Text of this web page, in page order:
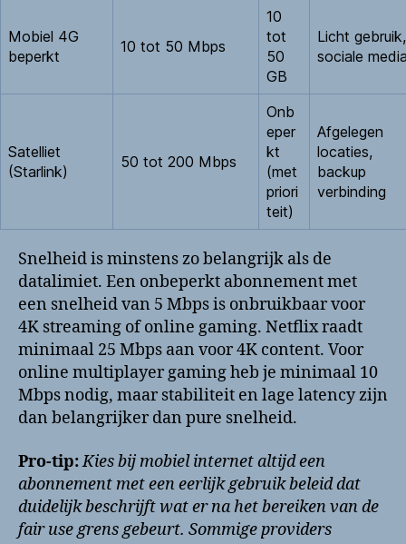
Mobiel 4G
beperkt
10 tot 50 Mbps
10
tot
50
GB
Licht gebruik,
sociale
Satelliet
(Starlink)
50 tot 200 Mbps
Onb
eper
kt
(met
priori
teit)
Afgelegen
locaties,
backup
verbinding
Snelheid is minstens zo belangrijk als de
datalimiet. Een onbeperkt abonnement met
een snelheid van 5 Mbps is onbruikbaar voor
4K streaming of online gaming. Netflix raadt
minimaal 25 Mbps aan voor 4K content. Voor
online multiplayer gaming heb je minimaal 10
Mbps nodig, maar stabiliteit en lage latency zijn
dan belangrijker dan pure snelheid.
Pro-tip:Kies bij mobiel internet altijd een
abonnement met een eerlijk gebruik beleid dat
duidelijk beschrijft wat er na het bereiken van de
fair use grens gebeurt. Sommige providers